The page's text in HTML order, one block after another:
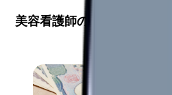
美容看護師の給与の全体像